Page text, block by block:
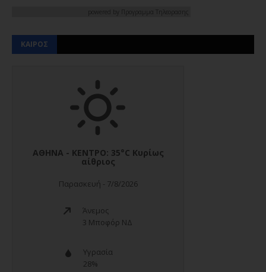
ΚΑΙΡΟΣ